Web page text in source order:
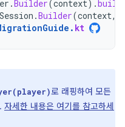
.Builder(context).build
.Builder(context,
. kt
로 래핑하여 모든
자세한 내용은 여기를 참고하세